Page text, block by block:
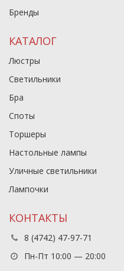
Бренды
КАТАЛОГ
Люстры
Светильники
Бра
Споты
Торшеры
Настольные лампы
Уличные светильники
Лампочки
КОНТАКТЫ
8 (4742) 47-97-71
Пн-Пт 10:00 — 20:00